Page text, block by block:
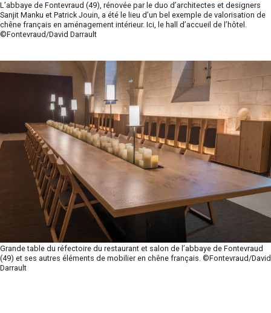
L’abbaye de Fontevraud (49), rénovée par le duo d’architectes et designers
Sanjit Manku et Patrick Jouin, a été le lieu d’un bel exemple de valorisation de
chêne français en aménagement intérieur. Ici, le hall d’accueil de l’hôtel.
©Fontevraud/David Darrault
Grande table du réfectoire du restaurant et salon de l’abbaye de Fontevraud
(49) et ses autres éléments de mobilier en chêne français. ©Fontevraud/David
Darrault